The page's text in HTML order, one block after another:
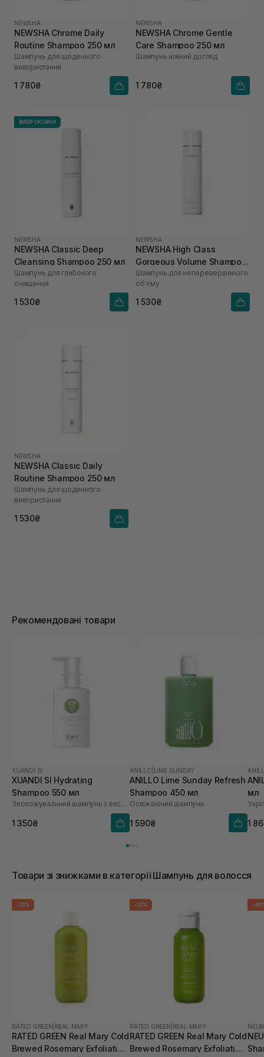
NEWSHA
NEWSHA Chrome Daily
Routine Shampoo 250 мл
Шампунь для щоденного
використання
1 780₴
NEWSHA
NEWSHA Chrome Gentle
Care Shampoo 250 мл
Шампунь ніжний догляд
1 780₴
ВИБІР ОКСАНИ
NEWSHA
NEWSHA Classic Deep
Cleansing Shampoo 250 мл
Шампунь для глибокого
очищення
1 530₴
NEWSHA
NEWSHA High Class
Gorgeous Volume Shampoo
250 мл
Шампунь для неперевершеного
об'єму
1 530₴
NEWSHA
NEWSHA Classic Daily
Routine Shampoo 250 мл
Шампунь для щоденного
використання
1 530₴
Рекомендовані товари
XUANDI SI
XUANDI SI Hydrating
Shampoo 550 мл
Зволожувальний шампунь з екстрактом зерна
1 350₴
ANILLO LIME SUNDAY
ANILLO Lime Sunday Refresh
Shampoo 450 мл
Освіжаючий шампунь
1 590₴
мл
1
Товари зі знижками в категорії Шампунь для волосся
-20%
RATED GREEN REAL MARY
RATED GREEN Real Mary Cold
Brewed Rosemary Exfoliating
-20%
RATED GREEN REAL MARY
RATED GREEN Real Mary Cold
Brewed Rosemary Exfoliating
-